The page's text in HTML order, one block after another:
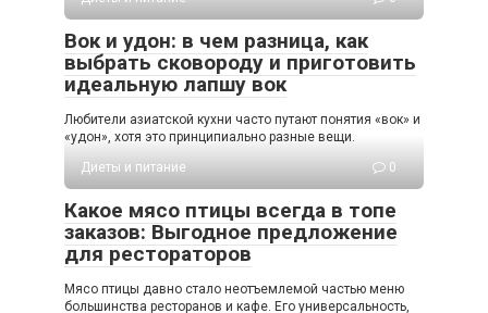
Вок и удон: в чем разница, как
выбрать сковороду и приготовить
идеальную лапшу вок
Любители азиатской кухни часто путают понятия «вок» и
«удон», хотя это принципиально разные вещи.
Диеты и питание
0
Какое мясо птицы всегда в топе
заказов: Выгодное предложение
для рестораторов
Мясо птицы давно стало неотъемлемой частью меню
большинства ресторанов и кафе. Его универсальность,